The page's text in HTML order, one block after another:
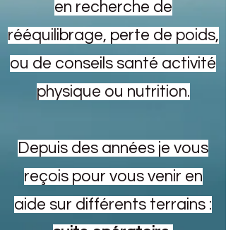
en recherche de
rééquilibrage, perte de poids,
ou de conseils santé activité
physique ou nutrition.
Depuis des années je vous
reçois pour vous venir en
aide sur différents terrains :